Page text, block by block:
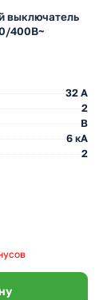
выключатель
400В~
32 A
2
B
6 кА
2